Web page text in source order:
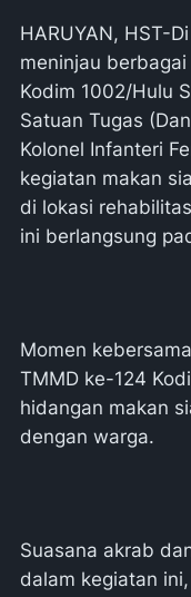
HARUYAN, HST-
meninjau
Kodim 1002/Hulu
Satuan Tugas
Kolonel Infanteri
kegiatan makan
di lokasi
ini berlangsung
Momen
TMMD ke-124
hidangan makan
dengan warga.
Suasana akrab
dalam kegiatan